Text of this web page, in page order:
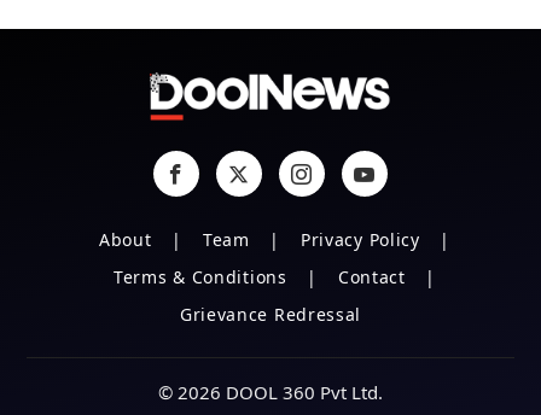
About Team
Privacy Policy
Terms & Conditions
Contact
Grievance Redressal
© 2026 DOOL 360 Pvt Ltd.